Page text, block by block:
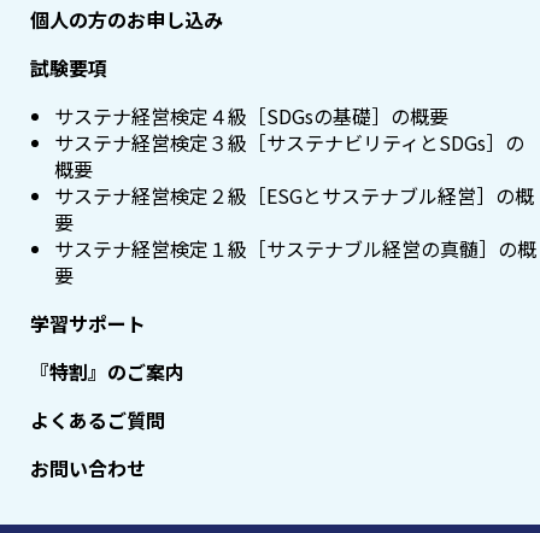
個人の方のお申し込み
試験要項
サステナ経営検定４級［SDGsの基礎］の概要
サステナ経営検定３級［サステナビリティとSDGs］の
概要
サステナ経営検定２級［ESGとサステナブル経営］の概
要
サステナ経営検定１級［サステナブル経営の真髄］の概
要
学習サポート
『特割』のご案内
よくあるご質問
お問い合わせ